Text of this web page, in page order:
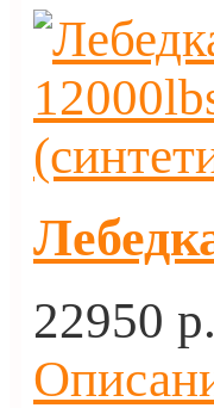
22950 p.